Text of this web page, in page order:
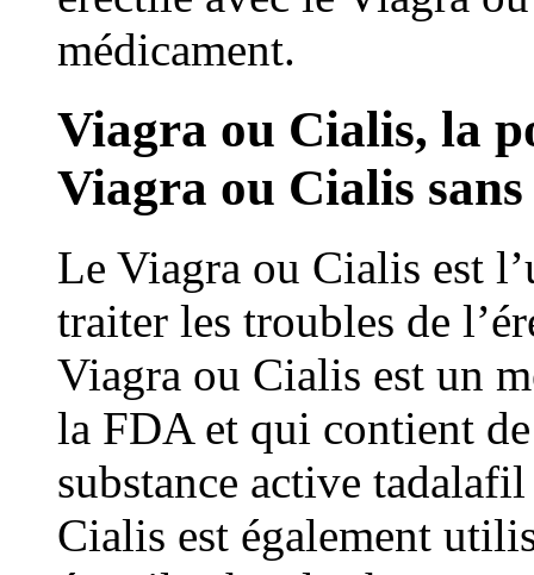
médicament.
Viagra ou Cialis, la
Viagra ou Cialis
Le Viagra ou Cialis est
traiter les troubles de
Viagra ou Cialis est un
la FDA et qui contient
substance active
Cialis est également